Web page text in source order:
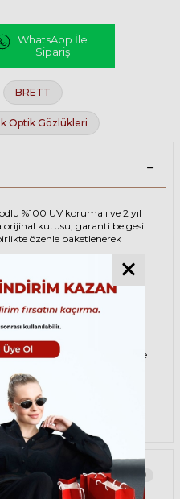
WhatsApp İle
Sipariş
BRETT
Optik Gözlükleri
%100 UV korumalı ve 2 yıl
orijinal kutusu, garanti belgesi
özenle paketlenerek
spreyi ücretsiz olarak
gösterim amaçlı olup
JIM C01 48 Gözlük
Asetat-Titanyum, çerçeve
materyali ‘dir.
Çerçevesi %100 orijinal ve 2 yıl
parça değişim ve tamir
ücretsiz olarak destek
değişim ve tamir işlemleri için
Özkan Optik mağazalarından
0